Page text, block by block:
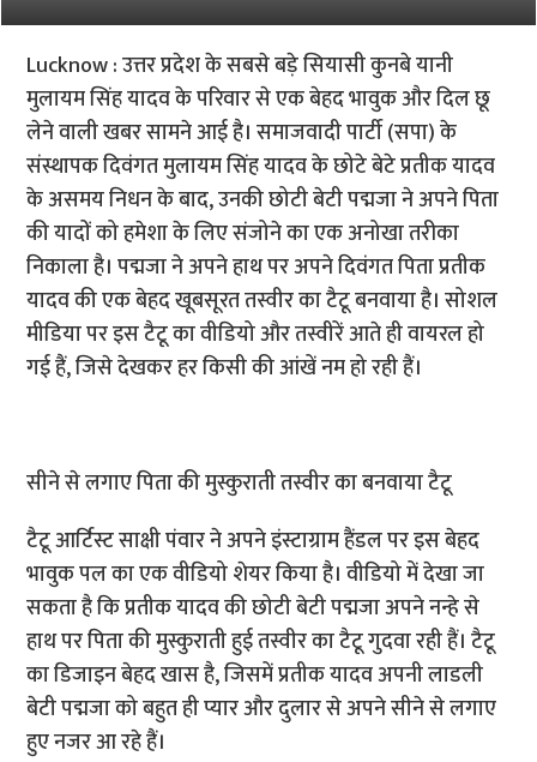
Lucknow : उत्तर प्रदेश के सबसे बड़े सियासी कुनबे यानी
मुलायम सिंह यादव के परिवार से एक बेहद भावुक और दिल छू
लेने वाली खबर सामने आई है। समाजवादी पार्टी (सपा) के
संस्थापक दिवंगत मुलायम सिंह यादव के छोटे बेटे प्रतीक यादव
के असमय निधन के बाद, उनकी छोटी बेटी पद्मजा ने अपने पिता
की यादों को हमेशा के लिए संजोने का एक अनोखा तरीका
निकाला है। पद्मजा ने अपने हाथ पर अपने दिवंगत पिता प्रतीक
यादव की एक बेहद खूबसूरत तस्वीर का टैटू बनवाया है। सोशल
मीडिया पर इस टैटू का वीडियो और तस्वीरें आते ही वायरल हो
गई हैं, जिसे देखकर हर किसी की आंखें नम हो रही हैं।
सीने से लगाए पिता की मुस्कुराती तस्वीर का बनवाया टैटू
टैटू आर्टिस्ट साक्षी पंवार ने अपने इंस्टाग्राम हैंडल पर इस बेहद
भावुक पल का एक वीडियो शेयर किया है। वीडियो में देखा जा
सकता है कि प्रतीक यादव की छोटी बेटी पद्मजा अपने नन्हे से
हाथ पर पिता की मुस्कुराती हुई तस्वीर का टैटू गुदवा रही हैं। टैटू
का डिजाइन बेहद खास है, जिसमें प्रतीक यादव अपनी लाडली
बेटी पद्मजा को बहुत ही प्यार और दुलार से अपने सीने से लगाए
हुए नजर आ रहे हैं।